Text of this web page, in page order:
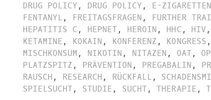
DRUG POLICY, DRUG POLICY, E-ZIGARETTEN
FENTANYL, FREITAGSFRAGEN, FURTHER
HEPATITIS C, HEPNET, HEROIN, HHC, HIV,
KETAMINE, KOKAIN, KONFERENZ, KONGRESS ,
MISCHKONSUM, NIKOTIN, NITAZEN, OAT,
PLATZSPITZ, PRÄVENTION, PREGABALIN,
RAUSCH, RESEARCH, RÜCKFALL,
SPIELSUCHT, STUDIE, SUCHT, THERAPIE,